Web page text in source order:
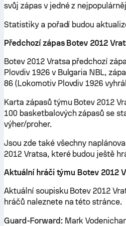
svůj zápas v jedné z
Statistiky a pořadí budou
Předchozí zápas Botev 2012
Botev 2012 Vratsa předchozí
Plovdiv 1926 v Bulgaria NBL,
86 (Lokomotiv Plovdiv 1926
Karta zápasů týmu Botev 2012
100 basketbalových zápasů se
výher/proher.
Jsou zde také všechny
2012 Vratsa, které budou ještě
Aktuální hráči týmu Botev 2012
Aktuální soupisku Botev 2012
hráčů naleznete na této stránce.
Guard-Forward:Mark